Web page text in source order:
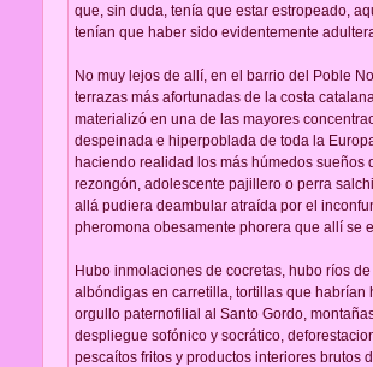
que, sin duda, tenía que estar estropeado,
tenían que haber sido evidentemente
No muy lejos de allí, en el barrio del Poble
terrazas más afortunadas de la costa
materializó en una de las mayores
despeinada e hiperpoblada de toda la
haciendo realidad los más húmedos sueños
rezongón, adolescente pajillero o perra
allá pudiera deambular atraída por el
pheromona obesamente phorera que allí se
Hubo inmolaciones de cocretas, hubo ríos
albóndigas en carretilla, tortillas que habrían
orgullo paternofilial al Santo Gordo,
despliegue sofónico y socrático,
pescaítos fritos y productos interiores brutos